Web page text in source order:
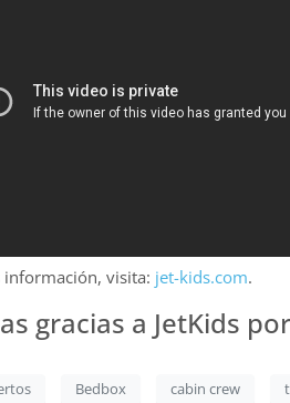
información, visita: jet-kids.com.
gracias a JetKids
Bedbox cabin crew